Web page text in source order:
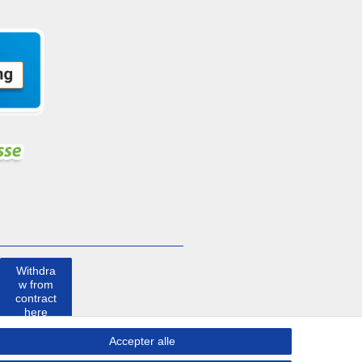
Accepter alle
Withdra
w from
contract
here